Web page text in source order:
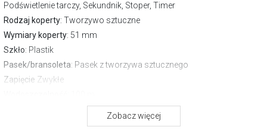
Podświetlenie tarczy, Sekundnik, Stoper, Timer
Rodzaj koperty: Tworzywo sztuczne
Wymiary koperty: 51 mm
Szkło: Plastik
Pasek/bransoleta: Pasek z tworzywa sztucznego
Zapięcie Zwykłe
Gwarancja producenta:2 lata
Zobacz więcej